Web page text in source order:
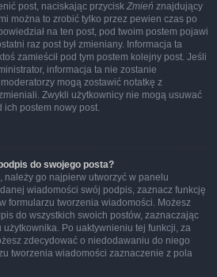
post, naciskając przycisk Zmień znajdujący
można to zrobić tylko przez pewien czas po
na ten post, pod twoim postem pojawi
raz post był zmieniany. Informacja ta
zamieścił pod tym postem kolejny post. Jeśli
informacja ta nie zostanie
mogą zostawić notatkę z
Zwykli użytkownicy nie mogą usuwać
ich postem nowy post.
do swojego posta?
należy go najpierw utworzyć w panelu
wiadomości swój podpis, zaznacz funkcję
formularzu tworzenia wiadomości. Możesz
do wszystkich swoich postów, zaznaczając
Po uaktywnieniu tej funkcji, za
zdecydować o niedodawaniu do niego
tworzenia wiadomości zaznaczenie z pola